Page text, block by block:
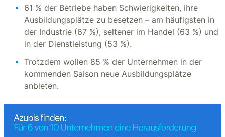
61 % der Betriebe haben Schwierigkeiten, ihre
Ausbildungsplätze zu besetzen – am häufigsten in
der Industrie (67 %), seltener im Handel (63 %) und
in der Dienstleistung (53 %).
Trotzdem wollen 85 % der Unternehmen in der
kommenden Saison neue Ausbildungsplätze
anbieten.